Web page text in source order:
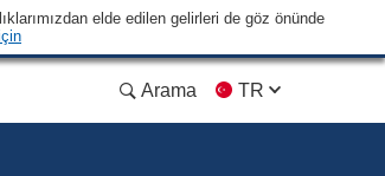
elde edilen gelirleri de göz önünde
Arama TR